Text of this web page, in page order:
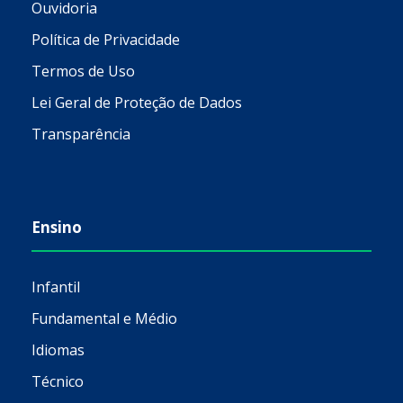
Ouvidoria
Política de Privacidade
Termos de Uso
Lei Geral de Proteção de Dados
Transparência
Ensino
Infantil
Fundamental e Médio
Idiomas
Técnico